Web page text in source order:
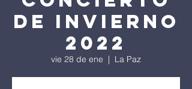
de Invierno
2022
vie 28 de ene
  |
La Paz